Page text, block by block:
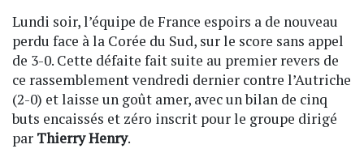
Lundi soir, l’équipe de France espoirs a de nouveau
perdu face à la Corée du Sud, sur le score sans appel
de 3-0. Cette défaite fait suite au premier revers de
ce rassemblement vendredi dernier contre l’Autriche
(2-0) et laisse un goût amer, avec un bilan de cinq
buts encaissés et zéro inscrit pour le groupe dirigé
par Thierry Henry.